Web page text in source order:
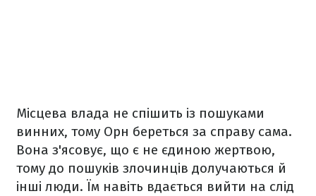
Місцева влада не спішить із пошуками
винних, тому Орн береться за справу сама.
Вона з'ясовує, що є не єдиною жертвою,
тому до пошуків злочинців долучаються й
інші люди. Їм навіть вдається вийти на слід